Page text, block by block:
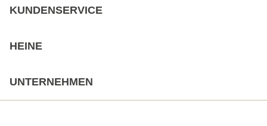
KUNDENSERVICE
HEINE
UNTERNEHMEN